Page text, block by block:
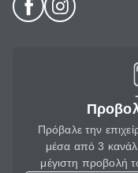
Πρόβαλε την
μέσα από 3
μέγιστη προβολή